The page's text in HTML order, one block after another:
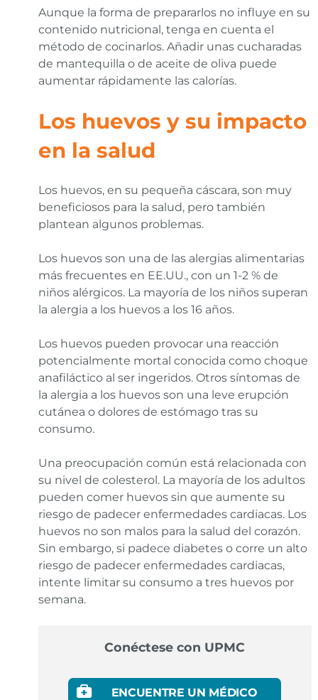
Aunque la forma de prepararlos no influye en su
contenido nutricional, tenga en cuenta el
método de cocinarlos. Añadir unas cucharadas
de mantequilla o de aceite de oliva puede
aumentar rápidamente las calorías.
Los huevos y su impacto
en la salud
Los huevos, en su pequeña cáscara, son muy
beneficiosos para la salud, pero también
plantean algunos problemas.
Los huevos son una de las alergias alimentarias
más frecuentes en EE.UU., con un 1-2 % de
niños alérgicos. La mayoría de los niños superan
la alergia a los huevos a los 16 años.
Los huevos pueden provocar una reacción
potencialmente mortal conocida como choque
anafiláctico al ser ingeridos. Otros síntomas de
la alergia a los huevos son una leve erupción
cutánea o dolores de estómago tras su
consumo.
Una preocupación común está relacionada con
su nivel de colesterol. La mayoría de los adultos
pueden comer huevos sin que aumente su
riesgo de padecer enfermedades cardiacas. Los
huevos no son malos para la salud del corazón.
Sin embargo, si padece diabetes o corre un alto
riesgo de padecer enfermedades cardiacas,
intente limitar su consumo a tres huevos por
semana.
Conéctese con UPMC
ENCUENTRE UN MÉDICO